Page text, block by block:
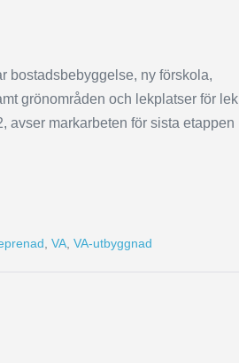
bostadsbebyggelse, ny förskola,
grönområden och lekplatser för lek
avser markarbeten för sista etappen
VA VA-utbyggnad